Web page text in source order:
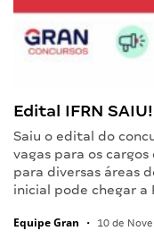
Edital IFRN
Saiu o edital do
vagas para os
para diversas áreas
inicial pode chegar a
Equipe Gran • 10 de